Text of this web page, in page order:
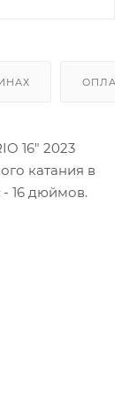
16" 2023
катания в
- 16 дюймов.